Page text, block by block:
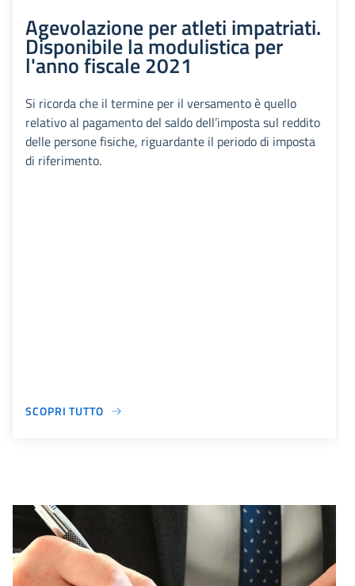
Agevolazione per atleti impatriati.
Disponibile la modulistica per
l'anno fiscale 2021
Si ricorda che il termine per il versamento è quello
relativo al pagamento del saldo dell’imposta sul reddito
delle persone fisiche, riguardante il periodo di imposta
di riferimento.
SCOPRI TUTTO